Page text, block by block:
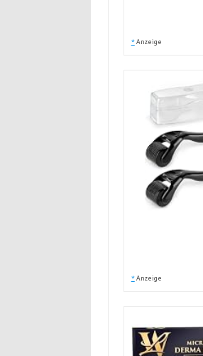
* Anzeige
* Anzeige